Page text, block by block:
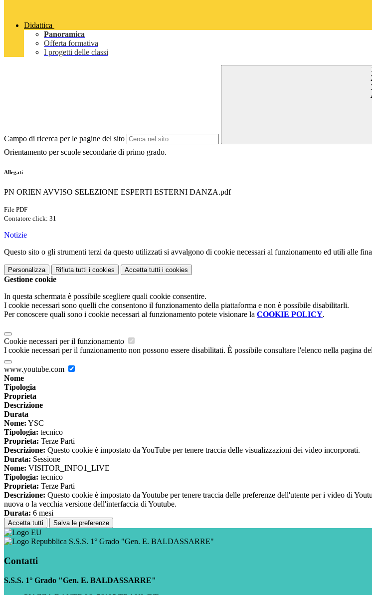
Didattica
Panoramica
Offerta formativa
I progetti delle classi
Campo di ricerca per le pagine del sito
Orientamento per scuole secondarie di primo grado.
Allegati
PN ORIEN AVVISO SELEZIONE ESPERTI ESTERNI DANZA.pdf
File PDF
Contatore click: 31
Notizie
Questo sito o gli strumenti terzi da questo utilizzati si avvalgono di cookie necessari al funzionamento ed utili alle
Personalizza Rifiuta tutti i cookies Accetta tutti i cookies
Gestione cookie
In questa schermata è possibile scegliere quali cookie consentire.
I cookie necessari sono quelli che consentono il funzionamento della piattaforma e non è possibile disabilitarli.
Per conoscere quali sono i cookie necessari al funzionamento potete visionare la COOKIE POLICY.
Cookie necessari per il funzionamento
I cookie necessari per il funzionamento non possono essere disabilitati. È possibile consultare l'elenco nella pagina
www.youtube.com
Nome
Tipologia
Proprieta
Descrizione
Durata
Nome: YSC
Tipologia: tecnico
Proprieta: Terze Parti
Descrizione: Questo cookie è impostato da YouTube per tenere traccia delle visualizzazioni dei video incorporati.
Durata: Sessione
Nome: VISITOR_INFO1_LIVE
Tipologia: tecnico
Proprieta: Terze Parti
Descrizione: Questo cookie è impostato da Youtube per tenere traccia delle preferenze dell'utente per i video di
nuova o la vecchia versione dell'interfaccia di Youtube.
Durata: 6 mesi
Accetta tutti Salva le preferenze
S.S.S. 1° Grado "Gen. E. BALDASSARRE"
Contatti
S.S.S. 1° Grado "Gen. E. BALDASSARRE"